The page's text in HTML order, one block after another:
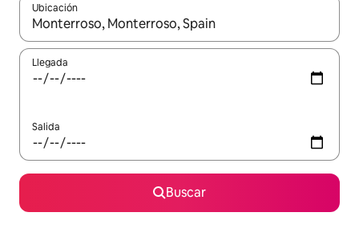
Ubicación
Cuando los resultados estén disponibles, navega con las
Llegada
Salida
Buscar